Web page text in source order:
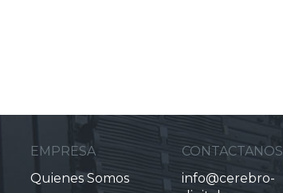
EMPRESA
Quienes Somos
CONTACTANOS
info@cerebro-